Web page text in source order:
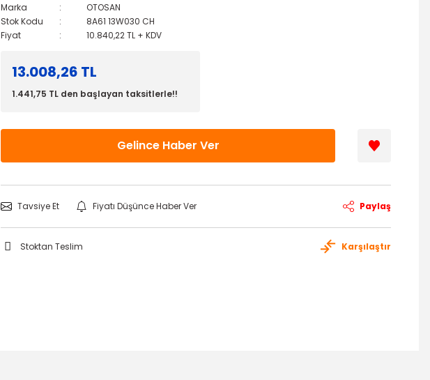
Marka
OTOSAN
Stok Kodu
8A61 13W030 CH
Fiyat
10.840,22 TL + KDV
13.008,26 TL
1.441,75 TL den başlayan taksitlerle!!
Gelince Haber Ver
Tavsiye Et Fiyatı Düşünce Haber Ver Paylaş
Stoktan Teslim Karşılaştır